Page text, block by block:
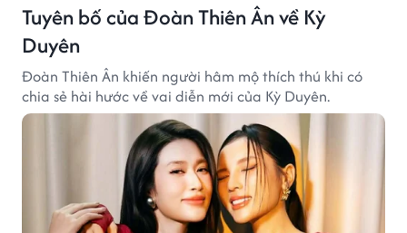
Tuyên bố của Đoàn Thiên Ân về Kỳ
Duyên
Đoàn Thiên Ân khiến người hâm mộ thích thú khi có
chia sẻ hài hước về vai diễn mới của Kỳ Duyên.